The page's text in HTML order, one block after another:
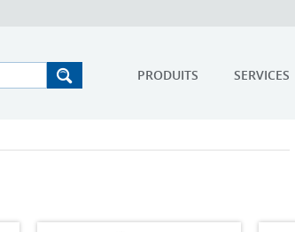
PRODUITS SERVICES